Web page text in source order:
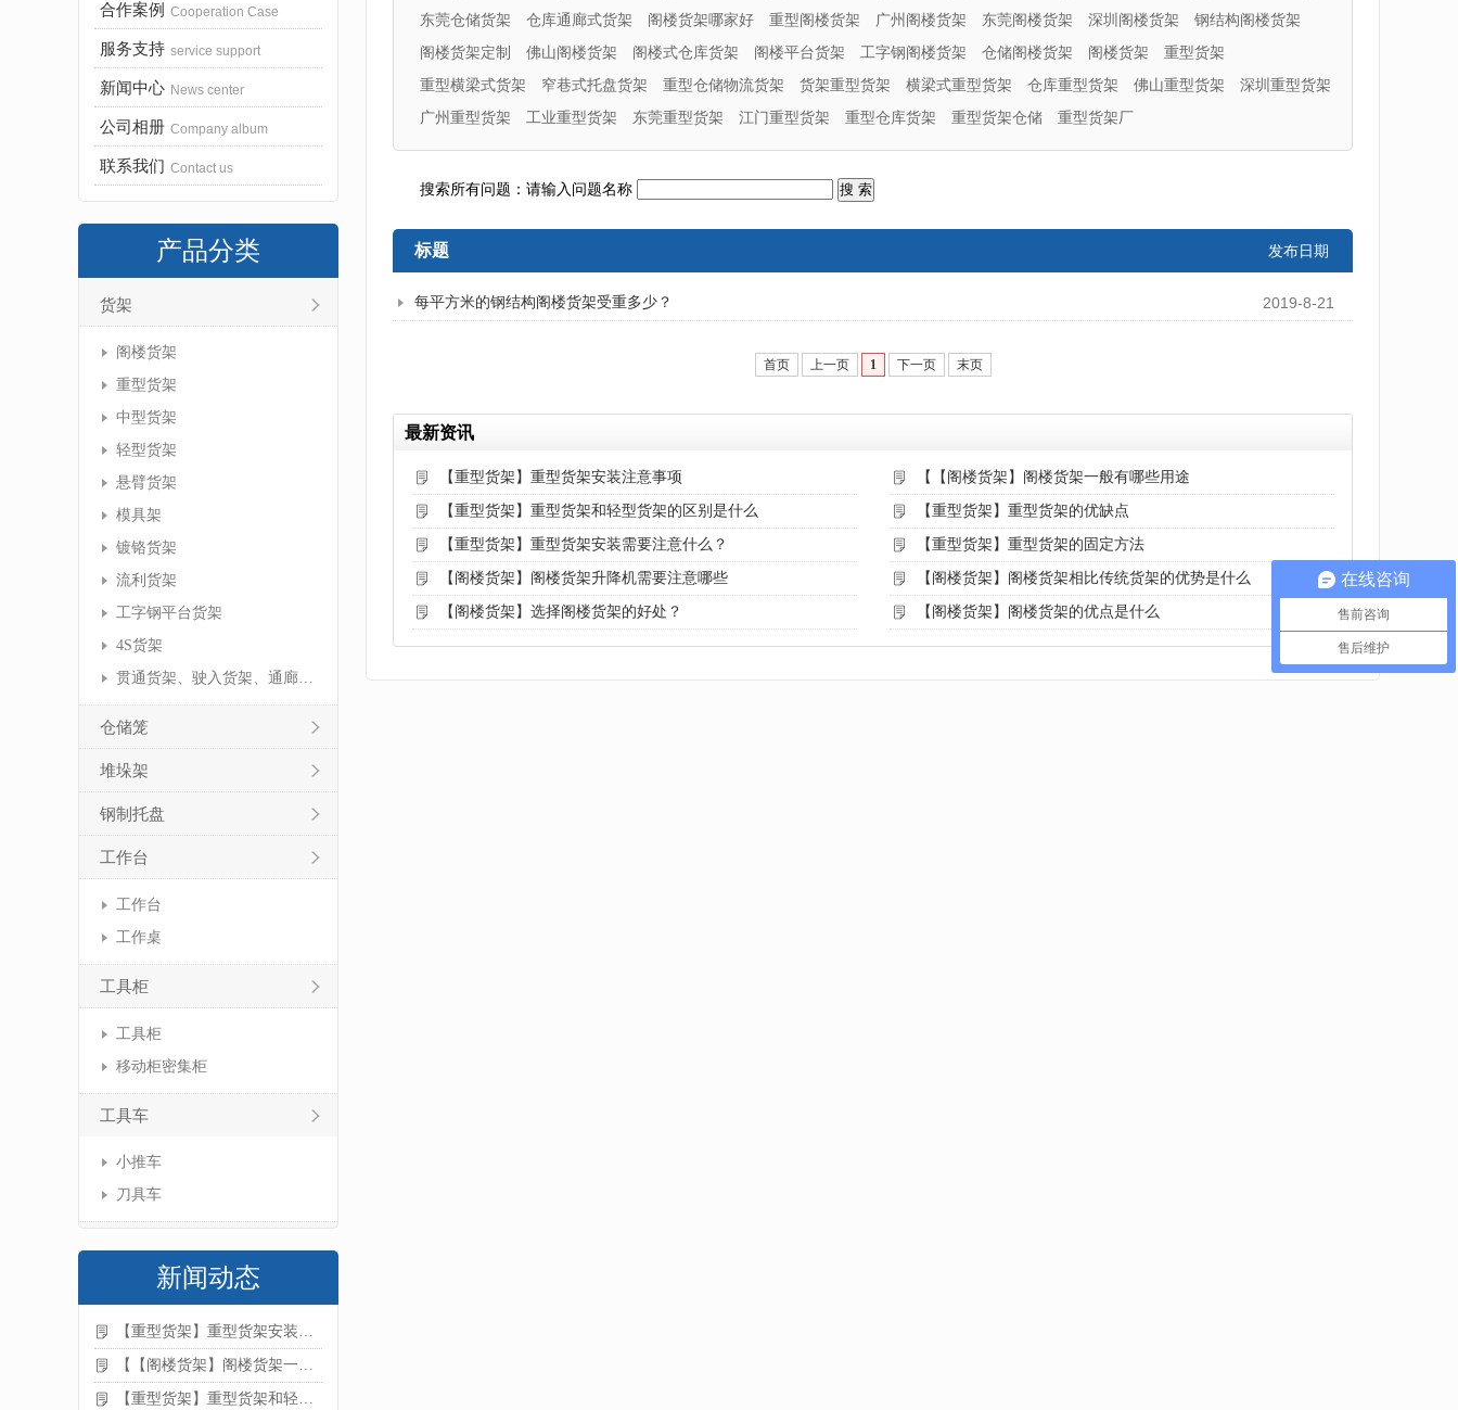
合作案例 Cooperation Case
服务支持 service support
新闻中心 News center
公司相册 Company album
联系我们 Contact us
产品分类
货架
阁楼货架
重型货架
中型货架
轻型货架
悬臂货架
模具架
镀铬货架
流利货架
工字钢平台货架
4S货架
贯通货架、驶入货架、通廊货架
仓储笼
堆垛架
钢制托盘
工作台
工作台
工作桌
工具柜
工具柜
移动柜密集柜
工具车
小推车
刀具车
新闻动态
【重型货架】重型货架安装注意事项
【【阁楼货架】阁楼货架一般有哪些用途
【重型货架】重型货架和轻型货架的区别是什么
东莞仓储货架
仓库通廊式货架 阁楼货架哪家好 重型阁楼货架 广州阁楼货架 东莞阁楼货架 深圳阁楼货架
钢结构阁楼货架
阁楼货架定制
佛山阁楼货架 阁楼式仓库货架 阁楼平台货架 工字钢阁楼货架 仓储阁楼货架 阁楼货架
重型货架
重型横梁式货架
窄巷式托盘货架 重型仓储物流货架 货架重型货架 横梁式重型货架 仓库重型货架 佛山重型货架
深圳重型货架
广州重型货架
工业重型货架 东莞重型货架 江门重型货架 重型仓库货架 重型货架仓储 重型货架厂
搜索所有问题：请输入问题名称
标题 发布日期
每平方米的钢结构阁楼货架受重多少？ 2019-8-21
首页 上一页 1 下一页 末页
最新资讯
【重型货架】重型货架安装注意事项 【【阁楼货架】阁楼货架一般有哪些用途
【重型货架】重型货架和轻型货架的区别是什么 【重型货架】重型货架的优缺点
【重型货架】重型货架安装需要注意什么？ 【重型货架】重型货架的固定方法
【阁楼货架】阁楼货架升降机需要注意哪些 【阁楼货架】阁楼货架相比传统货架的优势是什么
【阁楼货架】选择阁楼货架的好处？ 【阁楼货架】阁楼货架的优点是什么
在线咨询
售前咨询
售后维护